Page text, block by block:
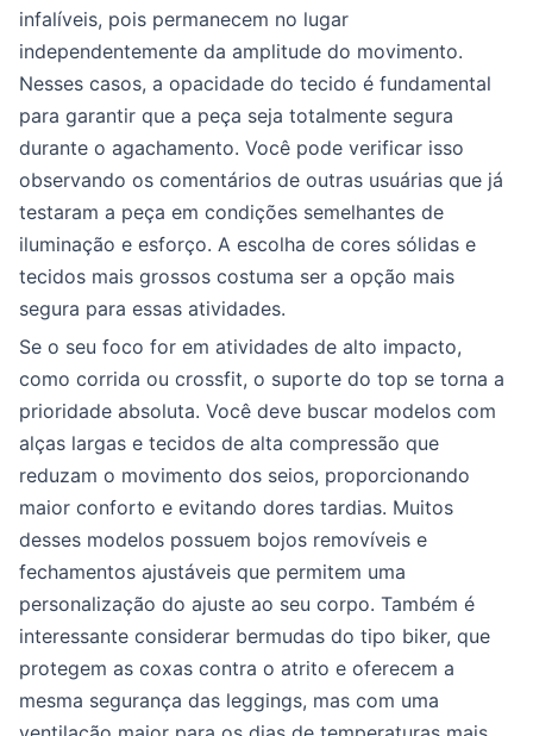
infalíveis, pois permanecem no lugar
independentemente da amplitude do movimento.
Nesses casos, a opacidade do tecido é fundamental
para garantir que a peça seja totalmente segura
durante o agachamento. Você pode verificar isso
observando os comentários de outras usuárias que já
testaram a peça em condições semelhantes de
iluminação e esforço. A escolha de cores sólidas e
tecidos mais grossos costuma ser a opção mais
segura para essas atividades.
Se o seu foco for em atividades de alto impacto,
como corrida ou crossfit, o suporte do top se torna a
prioridade absoluta. Você deve buscar modelos com
alças largas e tecidos de alta compressão que
reduzam o movimento dos seios, proporcionando
maior conforto e evitando dores tardias. Muitos
desses modelos possuem bojos removíveis e
fechamentos ajustáveis que permitem uma
personalização do ajuste ao seu corpo. Também é
interessante considerar bermudas do tipo biker, que
protegem as coxas contra o atrito e oferecem a
mesma segurança das leggings, mas com uma